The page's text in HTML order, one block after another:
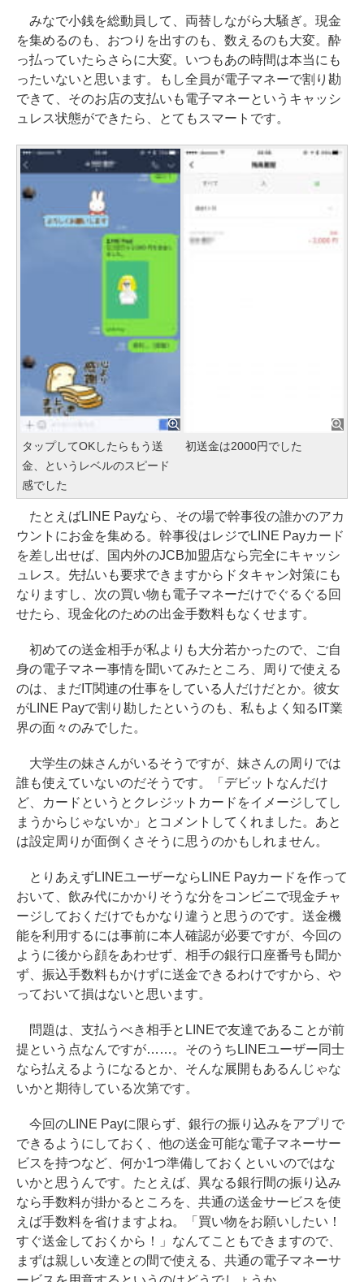
みなで小銭を総動員して、両替しながら大騒ぎ。現金
を集めるのも、おつりを出すのも、数えるのも大変。酔
っ払っていたらさらに大変。いつもあの時間は本当にも
ったいないと思います。もし全員が電子マネーで割り勘
できて、そのお店の支払いも電子マネーというキャッシ
ュレス状態ができたら、とてもスマートです。
タップしてOKしたらもう送
金、というレベルのスピード
感でした
初送金は2000円でした
たとえばLINE Payなら、その場で幹事役の誰かのアカ
ウントにお金を集める。幹事役はレジでLINE Payカード
を差し出せば、国内外のJCB加盟店なら完全にキャッシ
ュレス。先払いも要求できますからドタキャン対策にも
なりますし、次の買い物も電子マネーだけでぐるぐる回
せたら、現金化のための出金手数料もなくせます。
初めての送金相手が私よりも大分若かったので、ご自
身の電子マネー事情を聞いてみたところ、周りで使える
のは、まだIT関連の仕事をしている人だけだとか。彼女
がLINE Payで割り勘したというのも、私もよく知るIT業
界の面々のみでした。
大学生の妹さんがいるそうですが、妹さんの周りでは
誰も使えていないのだそうです。「デビットなんだけ
ど、カードというとクレジットカードをイメージしてし
まうからじゃないか」とコメントしてくれました。あと
は設定周りが面倒くさそうに思うのかもしれません。
とりあえずLINEユーザーならLINE Payカードを作って
おいて、飲み代にかかりそうな分をコンビニで現金チャ
ージしておくだけでもかなり違うと思うのです。送金機
能を利用するには事前に本人確認が必要ですが、今回の
ように後から顔をあわせず、相手の銀行口座番号も聞か
ず、振込手数料もかけずに送金できるわけですから、や
っておいて損はないと思います。
問題は、支払うべき相手とLINEで友達であることが前
提という点なんですが……。そのうちLINEユーザー同士
なら払えるようになるとか、そんな展開もあるんじゃな
いかと期待している次第です。
今回のLINE Payに限らず、銀行の振り込みをアプリで
できるようにしておく、他の送金可能な電子マネーサー
ビスを持つなど、何か1つ準備しておくといいのではな
いかと思うんです。たとえば、異なる銀行間の振り込み
なら手数料が掛かるところを、共通の送金サービスを使
えば手数料を省けますよね。「買い物をお願いしたい！
すぐ送金しておくから！」なんてこともできますので、
まずは親しい友達との間で使える、共通の電子マネーサ